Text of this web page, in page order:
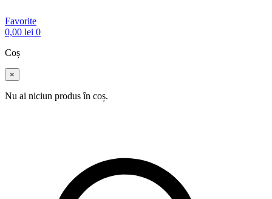
Favorite
0,00 lei 0
Coș
×
Nu ai niciun produs în coș.